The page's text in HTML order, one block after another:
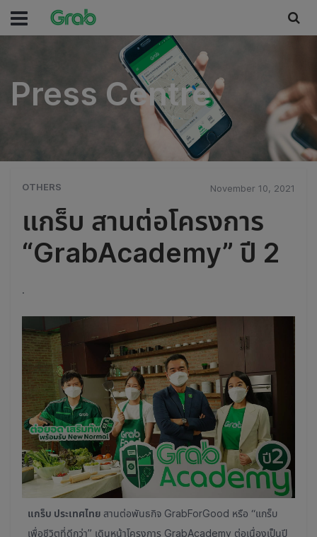
Press Centre
Press Centre
OTHERS November 10, 2021
แกร็บ สานต่อโครงการ
“GrabAcademy” ปี 2
.
แกร็บ ประเทศไทย สานต่อพันธกิจ GrabForGood หรือ “แกร็บ
เพื่อชีวิตที่ดีกว่า” เดินหน้าโครงการ GrabAcademy ต่อเนื่องเป็นปี